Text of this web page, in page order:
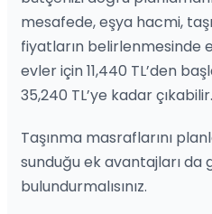
mesafede, eşya hacmi,
fiyatların belirlenmesinde
evler için 11,440 TL’den
35,240 TL’ye kadar çıkabilir.
Taşınma masraflarını
sunduğu ek avantajları da
bulundurmalısınız.